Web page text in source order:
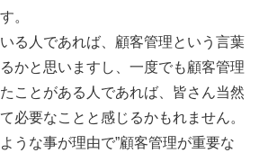
。
る人であれば、顧客管理という言葉
かと思いますし、一度でも顧客管理
ことがある人であれば、皆さん当然
必要なことと感じるかもれません。
うな事が理由で”顧客管理が重要な